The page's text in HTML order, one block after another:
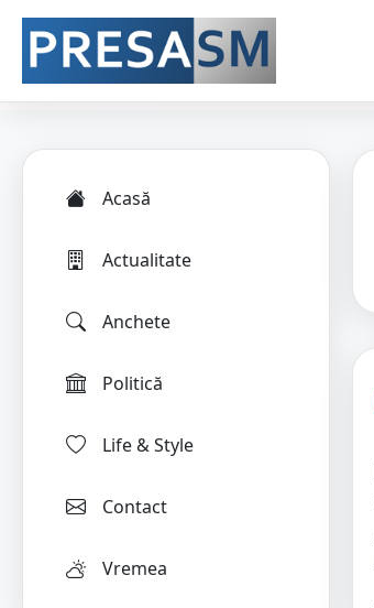
Acasă
Actualitate
Anchete
Politică
Life & Style
Contact
Vremea